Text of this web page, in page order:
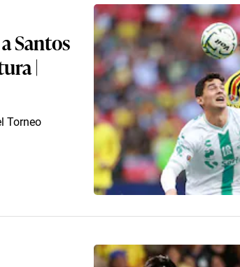
Santos
|
Torneo